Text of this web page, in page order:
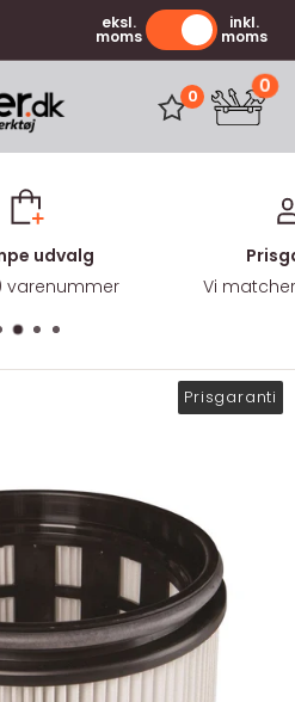
eksl.
moms
inkl.
moms
0 0
udvalg
varenummer
Vi matcher
Prisgaranti